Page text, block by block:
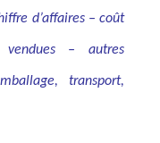
d’affaires – coût
vendues – autres
transport,